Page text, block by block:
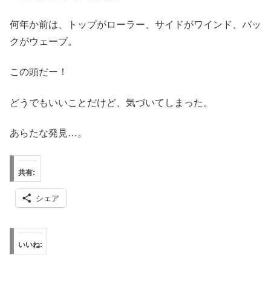
何年か前は、トップがローラー、サイドがワインド、バッ
クがウェーブ。
この頭だー！
どうでもいいことだけど、気づいてしまった。
あらたな発見…。
共有:
シェア
いいね: